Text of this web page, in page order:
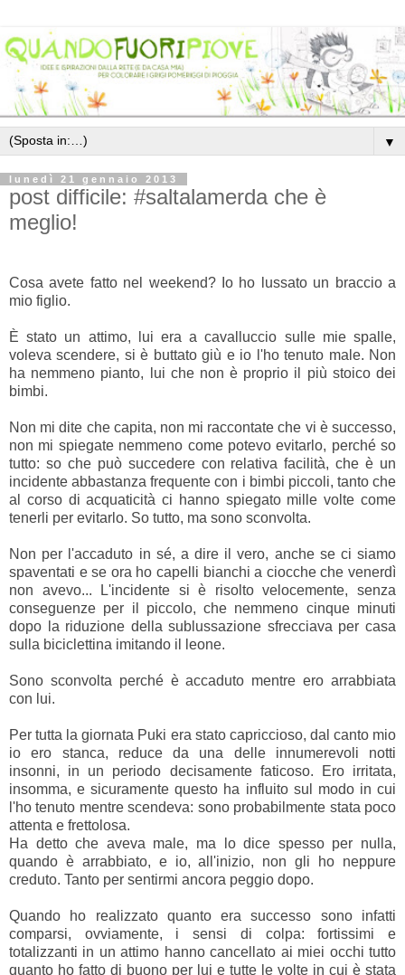
▼
lunedì 21 gennaio 2013
post difficile: #saltalamerda che è
meglio!
Cosa avete fatto nel weekend? Io ho lussato un braccio a
mio figlio.
È stato un attimo, lui era a cavalluccio sulle mie spalle,
voleva scendere, si è buttato giù e io l'ho tenuto male. Non
ha nemmeno pianto, lui che non è proprio il più stoico dei
bimbi.
Non mi dite che capita, non mi raccontate che vi è successo,
non mi spiegate nemmeno come potevo evitarlo, perché so
tutto: so che può succedere con relativa facilità, che è un
incidente abbastanza frequente con i bimbi piccoli, tanto che
al corso di acquaticità ci hanno spiegato mille volte come
tenerli per evitarlo. So tutto, ma sono sconvolta.
Non per l'accaduto in sé, a dire il vero, anche se ci siamo
spaventati e se ora ho capelli bianchi a ciocche che venerdì
non avevo... L'incidente si è risolto velocemente, senza
conseguenze per il piccolo, che nemmeno cinque minuti
dopo la riduzione della sublussazione sfrecciava per casa
sulla biciclettina imitando il leone.
Sono sconvolta perché è accaduto mentre ero arrabbiata
con lui.
Per tutta la giornata Puki era stato capriccioso, dal canto mio
io ero stanca, reduce da una delle innumerevoli notti
insonni, in un periodo decisamente faticoso. Ero irritata,
insomma, e sicuramente questo ha influito sul modo in cui
l'ho tenuto mentre scendeva: sono probabilmente stata poco
attenta e frettolosa.
Ha detto che aveva male, ma lo dice spesso per nulla,
quando è arrabbiato, e io, all'inizio, non gli ho neppure
creduto. Tanto per sentirmi ancora peggio dopo.
Quando ho realizzato quanto era successo sono infatti
comparsi, ovviamente, i sensi di colpa: fortissimi e
totalizzanti in un attimo hanno cancellato ai miei occhi tutto
quanto ho fatto di buono per lui e tutte le volte in cui è stata